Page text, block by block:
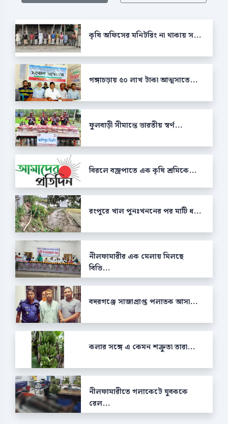
কৃষি অফিসের মনিটরিং না থাকায় স...
গঙ্গাচড়ায় ৫০ লাখ টাকা আত্মসাতে...
ফুলবাড়ী সীমান্তে ভারতীয় স্বর্ণ...
বিরলে বজ্রপাতে এক কৃষি শ্রমিকে...
রংপুরে খাল পুনঃখননের পর মাটি ধ...
নীলফামারীর এক মেলায় মিলছে
বিভি...
বদরগঞ্জে সাজাপ্রাপ্ত পলাতক আসা...
কলার সঙ্গে এ কেমন শক্রুতা তারা...
নীলফামারীতে গলাকেটে যুবককে
রেল...